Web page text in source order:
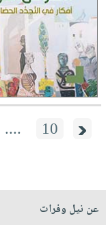
.... 10
عن نيل وفرات